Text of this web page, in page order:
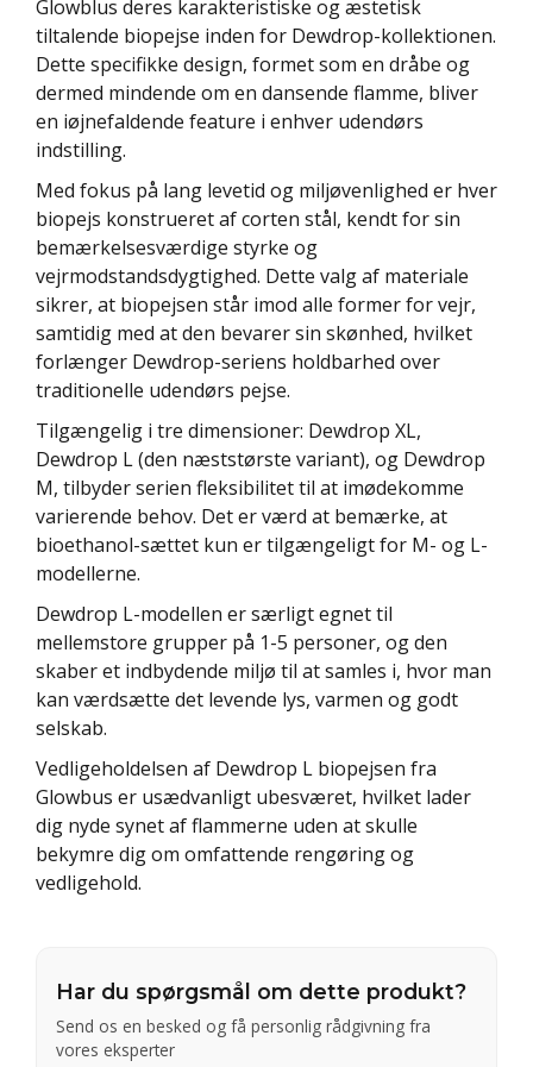
Glowblus deres karakteristiske og æstetisk
tiltalende biopejse inden for Dewdrop-kollektionen.
Dette specifikke design, formet som en dråbe og
dermed mindende om en dansende flamme, bliver
en iøjnefaldende feature i enhver udendørs
indstilling.
Med fokus på lang levetid og miljøvenlighed er hver
biopejs konstrueret af corten stål, kendt for sin
bemærkelsesværdige styrke og
vejrmodstandsdygtighed. Dette valg af materiale
sikrer, at biopejsen står imod alle former for vejr,
samtidig med at den bevarer sin skønhed, hvilket
forlænger Dewdrop-seriens holdbarhed over
traditionelle udendørs pejse.
Tilgængelig i tre dimensioner: Dewdrop XL,
Dewdrop L (den næststørste variant), og Dewdrop
M, tilbyder serien fleksibilitet til at imødekomme
varierende behov. Det er værd at bemærke, at
bioethanol-sættet kun er tilgængeligt for M- og L-
modellerne.
Dewdrop L-modellen er særligt egnet til
mellemstore grupper på 1-5 personer, og den
skaber et indbydende miljø til at samles i, hvor man
kan værdsætte det levende lys, varmen og godt
selskab.
Vedligeholdelsen af Dewdrop L biopejsen fra
Glowbus er usædvanligt ubesværet, hvilket lader
dig nyde synet af flammerne uden at skulle
bekymre dig om omfattende rengøring og
vedligehold.
Har du spørgsmål om dette produkt?
Send os en besked og få personlig rådgivning fra
vores eksperter